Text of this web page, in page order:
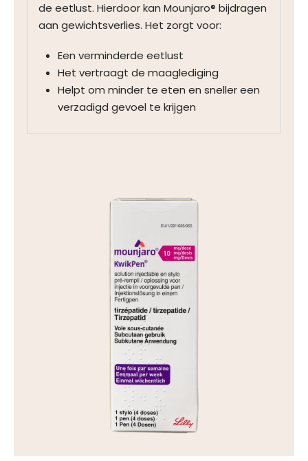
de eetlust. Hierdoor kan Mounjaro® bijdragen
aan gewichtsverlies. Het zorgt voor:
Een verminderde eetlust
Het vertraagt de maaglediging
Helpt om minder te eten en sneller een
verzadigd gevoel te krijgen